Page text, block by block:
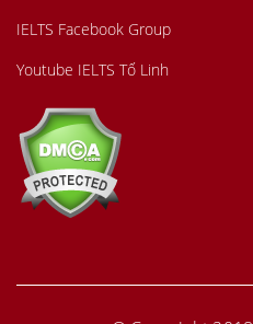
IELTS Facebook Group
Youtube IELTS Tố Linh